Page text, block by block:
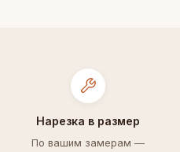
Нарезка в размер
По вашим замерам —